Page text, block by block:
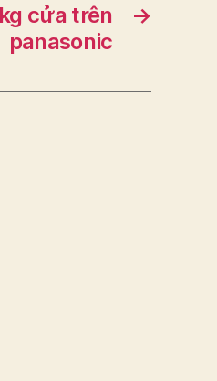
→
cửa trên
panasonic